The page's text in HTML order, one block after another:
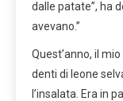
dalle patate”, ha
avevano.”
Quest’anno, il
denti di leone
l’insalata. Era in